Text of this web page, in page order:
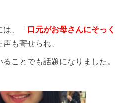
、「 口元がお母さんにそっく
も寄せられ、
ことでも話題になりました。